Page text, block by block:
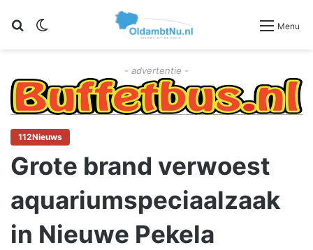
Zoeken Menu
- advertentie -
112Nieuws
Grote brand verwoest
aquariumspeciaalzaak
in Nieuwe Pekela